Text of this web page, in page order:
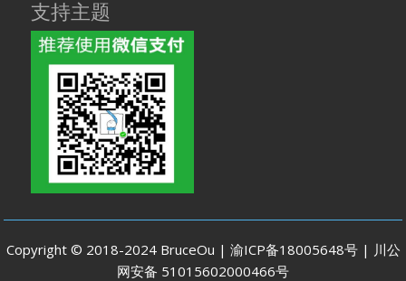
支持主题
Copyright © 2018-2024 BruceOu | 渝ICP备18005648号 | 川公
网安备 51015602000466号